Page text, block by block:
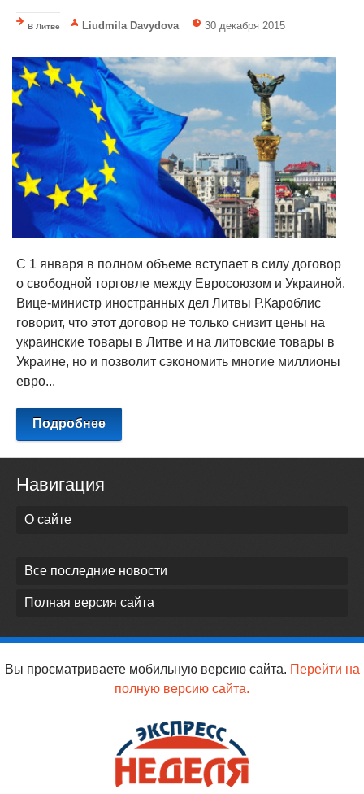
В Литве Liudmila Davydova 30 декабря 2015
С 1 января в полном объеме вступает в силу договор
о свободной торговле между Евросоюзом и Украиной.
Вице-министр иностранных дел Литвы Р.Кароблис
говорит, что этот договор не только снизит цены на
украинские товары в Литве и на литовские товары в
Украине, но и позволит сэкономить многие миллионы
евро...
Подробнее
Навигация
О сайте
Все последние новости
Полная версия сайта
Вы просматриваете мобильную версию сайта. Перейти на
полную версию сайта.